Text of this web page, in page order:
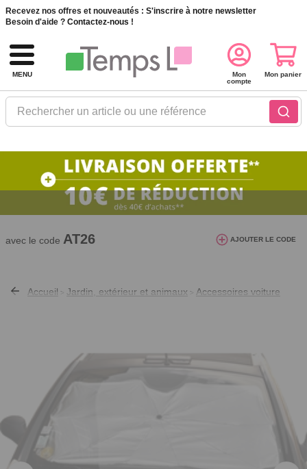
Recevez nos offres et nouveautés : S'inscrire à notre newsletter
Besoin d'aide ? Contactez-nous !
MENU
Rechercher un article ou une référence
Mon
compte
Mon panier
10€ de réduction dès 40€ d'achat. Offre
valable du 03/08/2026 au 12/08/2026.
avec le code AT26 AJOUTER LE CODE
Accueil > Jardin, extérieur et animaux > Accessoires voiture